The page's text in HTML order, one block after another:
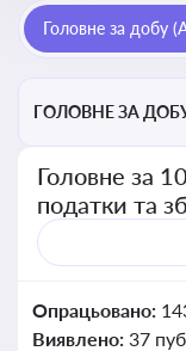
Головне за добу
ГОЛОВНЕ ЗА
Головне за
податки та
Опрацьовано:
Виявлено: 37